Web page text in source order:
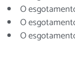
O
O
O